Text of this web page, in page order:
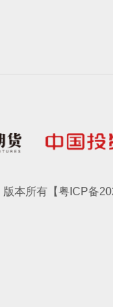
本所有【粤ICP备